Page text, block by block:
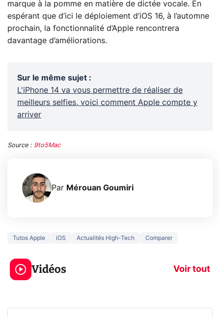
marque à la pomme en matière de dictée vocale. En
espérant que d’ici le déploiement d’iOS 16, à l’automne
prochain, la fonctionnalité d’Apple rencontrera
davantage d’améliorations.
Sur le même sujet :
L'iPhone 14 va vous permettre de réaliser de
meilleurs selfies, voici comment Apple compte y
arriver
Source : 9to5Mac
Par Mérouan Goumiri
Tutos Apple iOS Actualités High-Tech Comparer
Vidéos Voir tout
3 écrans en 1 pour
319€ ? Voici L'AOC
CQ32G4ZA !
5
prochaine